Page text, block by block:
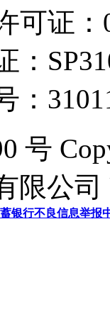
可证：
：
：
号
限公司
银行不良信息举报